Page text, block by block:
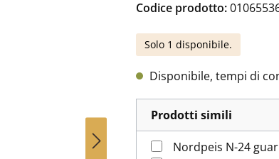
Codice prodotto:
Solo 1 disponibile.
Disponibile, tempi di
Prodotti simili
Nordpeis N-24